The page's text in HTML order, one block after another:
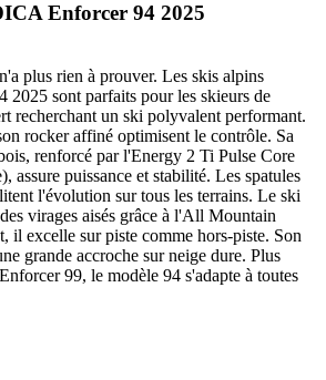
Enforcer 94 2025
plus rien à prouver. Les skis alpins
sont parfaits pour les skieurs de
recherchant un ski polyvalent performant.
rocker affiné optimisent le contrôle. Sa
renforcé par l'Energy 2 Ti Pulse Core
assure puissance et stabilité. Les spatules
l'évolution sur tous les terrains. Le ski
virages aisés grâce à l'All Mountain
il excelle sur piste comme hors-piste. Son
grande accroche sur neige dure. Plus
99, le modèle 94 s'adapte à toutes